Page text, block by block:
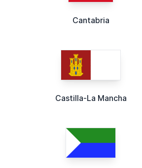
Cantabria
Castilla-La Mancha